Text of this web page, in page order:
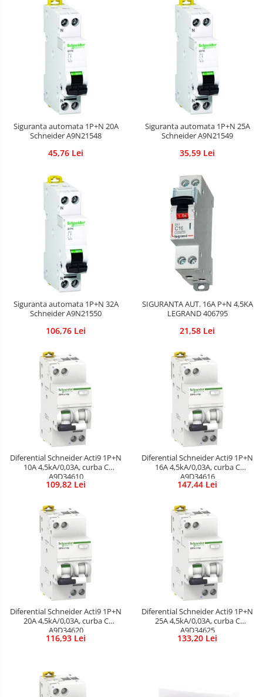
Siguranta automata 1P+N 20A
Schneider A9N21548
45,76 Lei
Siguranta automata 1P+N 25A
Schneider A9N21549
35,59 Lei
Siguranta automata 1P+N 32A
Schneider A9N21550
106,76 Lei
SIGURANTA AUT. 16A P+N 4,5KA
LEGRAND 406795
21,58 Lei
Diferential Schneider Acti9 1P+N
10A 4,5kA/0,03A, curba C
A9D34610
109,82 Lei
Diferential Schneider Acti9 1P+N
16A 4,5kA/0,03A, curba C
A9D34616
147,44 Lei
Diferential Schneider Acti9 1P+N
20A 4,5kA/0,03A, curba C
A9D34620
116,93 Lei
Diferential Schneider Acti9 1P+N
25A 4,5kA/0,03A, curba C
A9D34625
133,20 Lei